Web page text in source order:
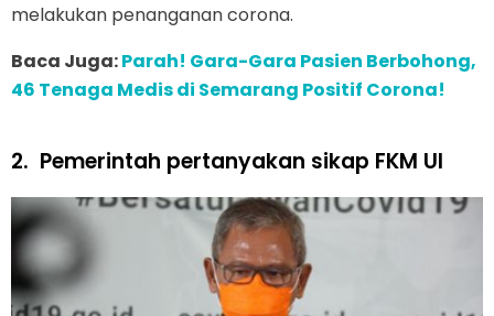
melakukan penanganan corona.
Baca Juga:Parah! Gara-Gara Pasien Berbohong,
46 Tenaga Medis di Semarang Positif Corona!
2. Pemerintah pertanyakan sikap FKM UI